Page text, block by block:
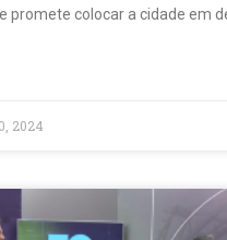
promete colocar a cidade em
2024